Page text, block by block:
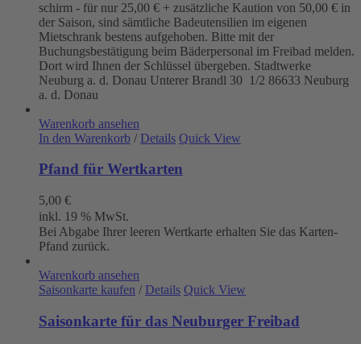
schirm - für nur 25,00 € + zusätzliche Kaution von 50,00 € in
der Saison, sind sämtliche Badeutensilien im eigenen
Mietschrank bestens aufgehoben. Bitte mit der
Buchungsbestätigung beim Bäderpersonal im Freibad melden.
Dort wird Ihnen der Schlüssel übergeben. Stadtwerke
Neuburg a. d. Donau Unterer Brandl 30 1/2 86633 Neuburg
a. d. Donau
Warenkorb ansehen
In den Warenkorb / Details Quick View
Pfand für Wertkarten
5,00 €
inkl. 19 % MwSt.
Bei Abgabe Ihrer leeren Wertkarte erhalten Sie das Karten-
Pfand zurück.
Warenkorb ansehen
Saisonkarte kaufen / Details Quick View
Saisonkarte für das Neuburger Freibad